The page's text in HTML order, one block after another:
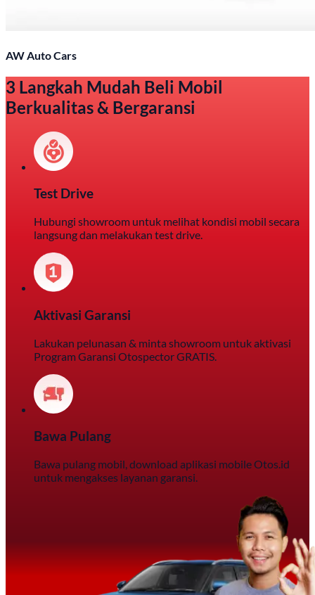
AW Auto Cars
3 Langkah Mudah Beli Mobil
Berkualitas & Bergaransi
Test Drive
Hubungi showroom untuk melihat kondisi mobil secara
langsung dan melakukan test drive.
Aktivasi Garansi
Lakukan pelunasan & minta showroom untuk aktivasi
Program Garansi Otospector GRATIS.
Bawa Pulang
Bawa pulang mobil, download aplikasi mobile Otos.id
untuk mengakses layanan garansi.